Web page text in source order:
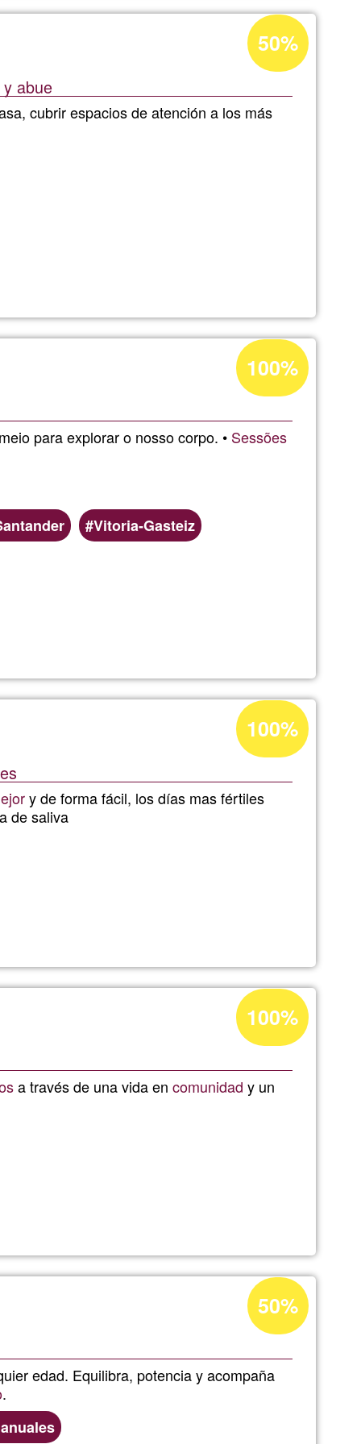
abue
cubrir espacios de atención a los más
Percentatge
d'acceptació
G1
50%
para explorar o nosso corpo. • Sessões
Vitoria-Gasteiz
Percentatge
d'acceptació
G1
100%
y de forma fácil, los días mas fértiles
de saliva
Percentatge
d'acceptació
G1
100%
a través de una vida en comunidad y un
Percentatge
d'acceptació
G1
100%
edad. Equilibra, potencia y acompaña
.
Percentatge
d'acceptació
G1
50%